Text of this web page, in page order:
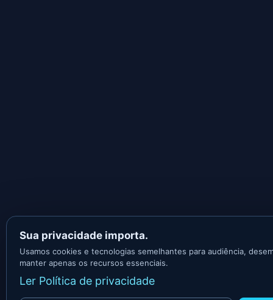
Sua privacidade importa.
Usamos cookies e tecnologias semelhantes para audiência,
manter apenas os recursos essenciais.
Ler Política de privacidade